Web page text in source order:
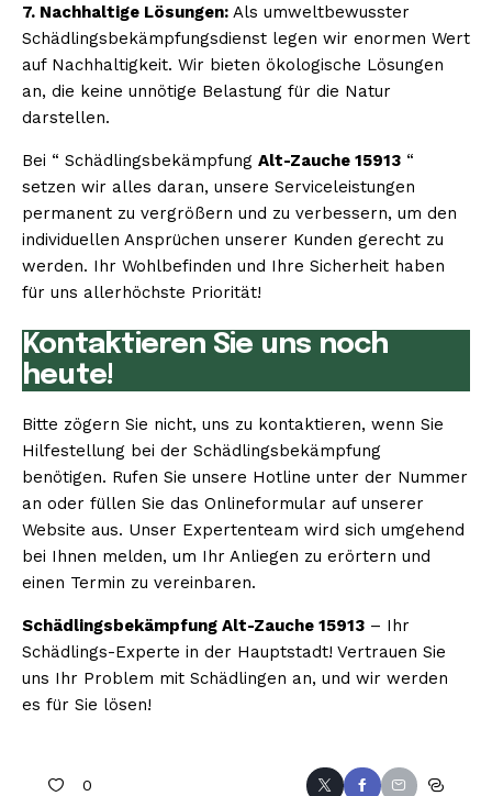
7. Nachhaltige Lösungen: Als umweltbewusster
Schädlingsbekämpfungsdienst legen wir enormen Wert
auf Nachhaltigkeit. Wir bieten ökologische Lösungen
an, die keine unnötige Belastung für die Natur
darstellen.
Bei “ Schädlingsbekämpfung Alt-Zauche 15913 “
setzen wir alles daran, unsere Serviceleistungen
permanent zu vergrößern und zu verbessern, um den
individuellen Ansprüchen unserer Kunden gerecht zu
werden. Ihr Wohlbefinden und Ihre Sicherheit haben
für uns allerhöchste Priorität!
Kontaktieren Sie uns noch
heute!
Bitte zögern Sie nicht, uns zu kontaktieren, wenn Sie
Hilfestellung bei der Schädlingsbekämpfung
benötigen. Rufen Sie unsere Hotline unter der Nummer
an oder füllen Sie das Onlineformular auf unserer
Website aus. Unser Expertenteam wird sich umgehend
bei Ihnen melden, um Ihr Anliegen zu erörtern und
einen Termin zu vereinbaren.
Schädlingsbekämpfung Alt-Zauche 15913 – Ihr
Schädlings-Experte in der Hauptstadt! Vertrauen Sie
uns Ihr Problem mit Schädlingen an, und wir werden
es für Sie lösen!
0